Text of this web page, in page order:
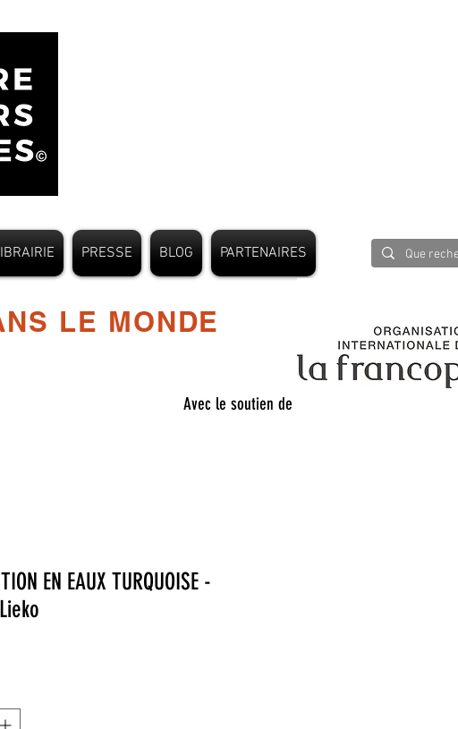
PRESSE BLOG PARTENAIRES
LE MONDE
Avec le soutien de
EN EAUX TURQUOISE -